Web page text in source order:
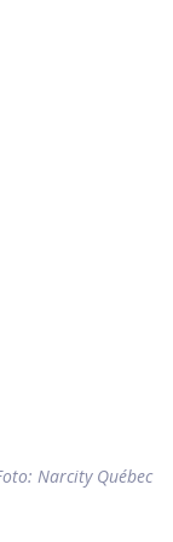
Narcity Québec